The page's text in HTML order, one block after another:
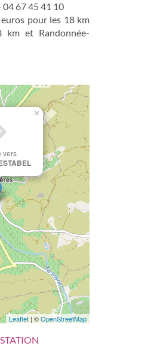
04 67 45 41 10
pour les 18 km
et Randonnée-
vers
×
Leaflet | ©OpenStreetMap